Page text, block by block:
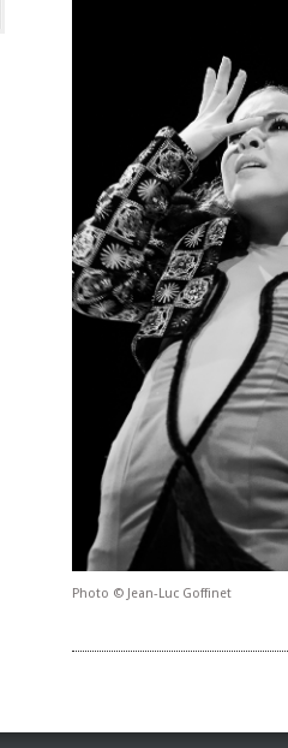
Photo © Jean-Luc Goffinet